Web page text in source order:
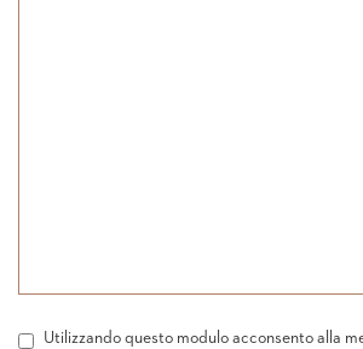
Utilizzando questo modulo acconsento alla